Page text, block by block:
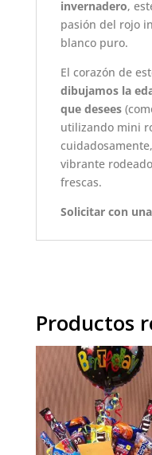
invernadero,
pasión del rojo
blanco puro.
El corazón de
dibujamos la
que desees
utilizando mini
vibrante
frescas.
Solicitar con
Productos